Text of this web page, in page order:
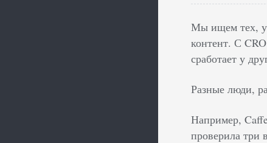
Мы ищем тех, у
контент. С
сработает у
Разные люди,
Например,
проверила три